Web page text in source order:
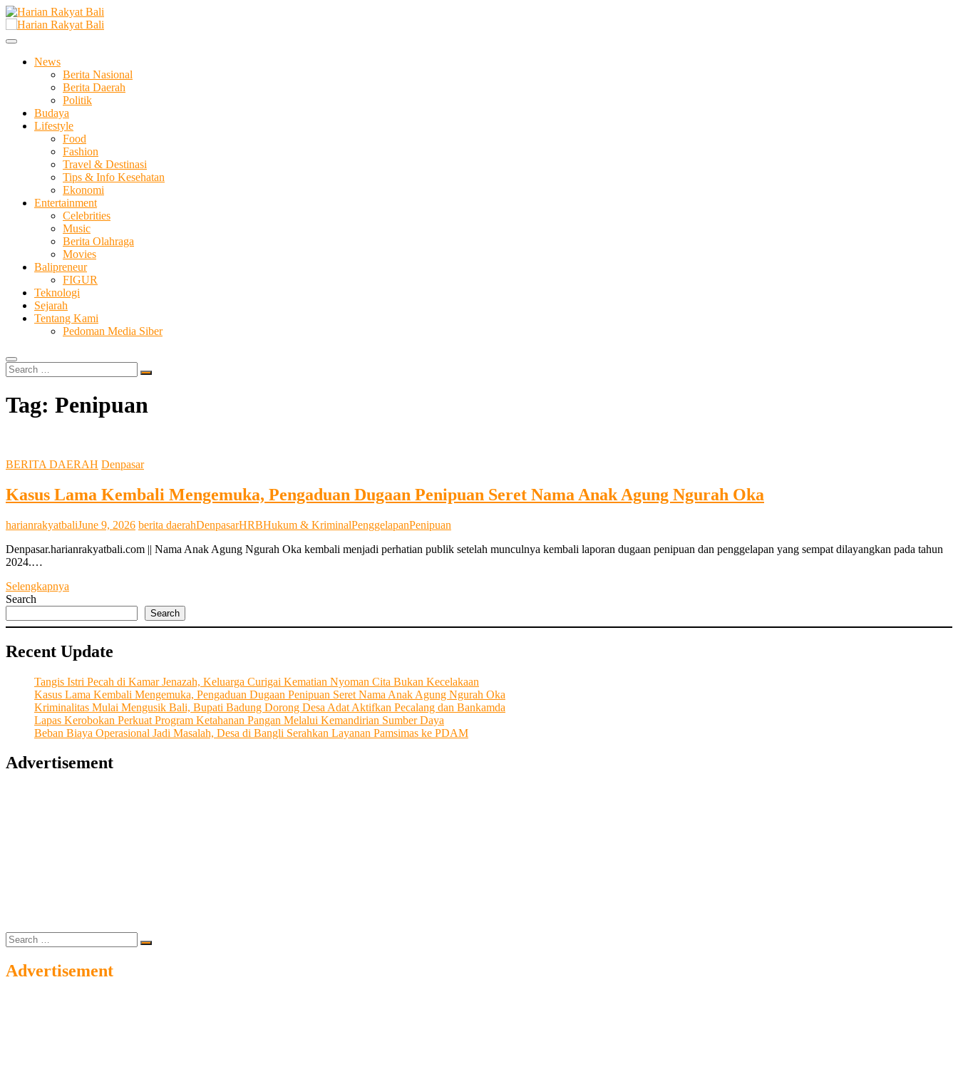
Skip
content
Harian Rakyat Bali
Membangun Semangat Kehidupan dan Berbangsa
News
Berita Nasional
Berita Daerah
Politik
Budaya
Lifestyle
Food
Fashion
Travel & Destinasi
Tips & Info Kesehatan
Ekonomi
Entertainment
Celebrities
Music
Berita Olahraga
Movies
Balipreneur
FIGUR
Teknologi
Sejarah
Tentang Kami
Pedoman Media Siber
Search
…
Tag: Penipuan
BERITA DAERAH Denpasar
Kasus Lama Kembali Mengemuka, Pengaduan Dugaan Penipuan Seret Nama Anak Agung Ngurah Oka
harianrakyatbaliJune 9, 2026 berita daerahDenpasarHRBHukum & KriminalPenggelapanPenipuan
Denpasar.harianrakyatbali.com || Nama Anak Agung Ngurah Oka kembali menjadi perhatian publik setelah munculnya kembali laporan dugaan penipuan dan penggelapan yang sempat dilayangkan pada tahun
2024.…
Selengkapnya
Mengemuka,
Dugaan
Penipuan
Seret
Nama
Anak
Agung
Ngurah
Oka
Search
Search
Recent Update
Tangis Istri Pecah di Kamar Jenazah, Keluarga Curigai Kematian Nyoman Cita Bukan Kecelakaan
Kasus Lama Kembali Mengemuka, Pengaduan Dugaan Penipuan Seret Nama Anak Agung Ngurah Oka
Kriminalitas Mulai Mengusik Bali, Bupati Badung Dorong Desa Adat Aktifkan Pecalang dan Bankamda
Lapas Kerobokan Perkuat Program Ketahanan Pangan Melalui Kemandirian Sumber Daya
Beban Biaya Operasional Jadi Masalah, Desa di Bangli Serahkan Layanan Pamsimas ke PDAM
Advertisement
Search
…
Advertisement